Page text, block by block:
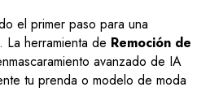
el primer paso para una
herramienta de Remoción de
avanzado de IA
tu prenda o modelo de moda